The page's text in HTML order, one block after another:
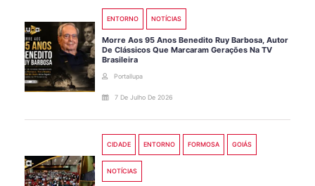
ENTORNO NOTÍCIAS
Morre Aos 95 Anos Benedito Ruy Barbosa, Autor
De Clássicos Que Marcaram Gerações Na TV
Brasileira
Portallupa
7 De Julho De 2026
CIDADE ENTORNO FORMOSA GOIÁS
NOTÍCIAS